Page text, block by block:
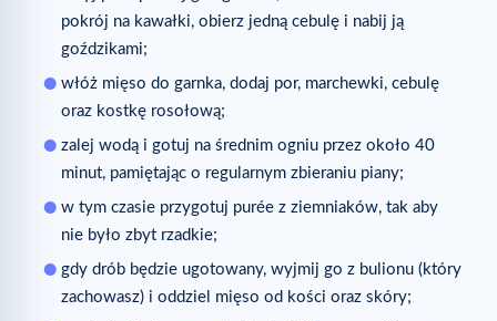
pokrój na kawałki, obierz jedną cebulę i nabij ją
goździkami;
włóż mięso do garnka, dodaj por, marchewki, cebulę
oraz kostkę rosołową;
zalej wodą i gotuj na średnim ogniu przez około 40
minut, pamiętając o regularnym zbieraniu piany;
w tym czasie przygotuj purée z ziemniaków, tak aby
nie było zbyt rzadkie;
gdy drób będzie ugotowany, wyjmij go z bulionu (który
zachowasz) i oddziel mięso od kości oraz skóry;